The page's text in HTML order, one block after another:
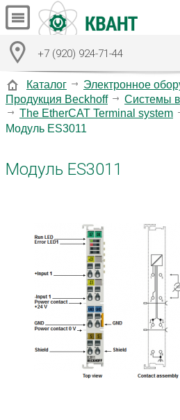
+7 (920) 924-71-44
Каталог
Электронное
Продукция Beckhoff
Системы
The EtherCAT Terminal system
Модуль ES3011
Модуль ES3011